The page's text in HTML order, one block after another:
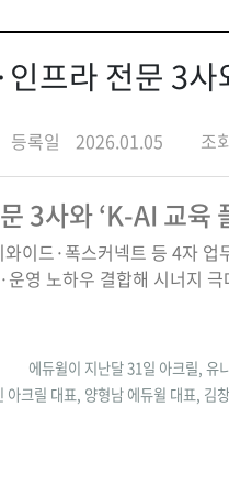
프라 전문 3사
등록일 2026.01.05 조
3사와 ‘K-AI 교육
이드·폭스커넥트 등 4자 업
영 노하우 결합해 시너지 극
에듀윌이 지난달 31일 아크릴, 유
아크릴 대표, 양형남 에듀윌 대표, 김